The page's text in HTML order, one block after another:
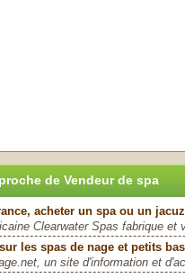
de Vendeur de spa
acheter un spa ou un
Clearwater Spas fabrique
les spas de nage et petits
un site d'information et